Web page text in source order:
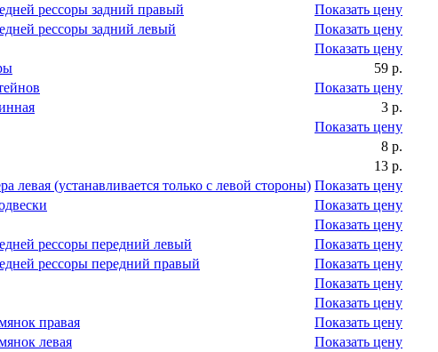
рессоры задний правый
Показать цену
рессоры задний левый
Показать цену
Показать цену
59 р.
Показать цену
3 р.
Показать цену
8 р.
13 р.
левая (устанавливается только с левой стороны) Показать цену
Показать цену
Показать цену
рессоры передний левый
Показать цену
рессоры передний правый
Показать цену
Показать цену
Показать цену
правая
Показать цену
левая
Показать цену